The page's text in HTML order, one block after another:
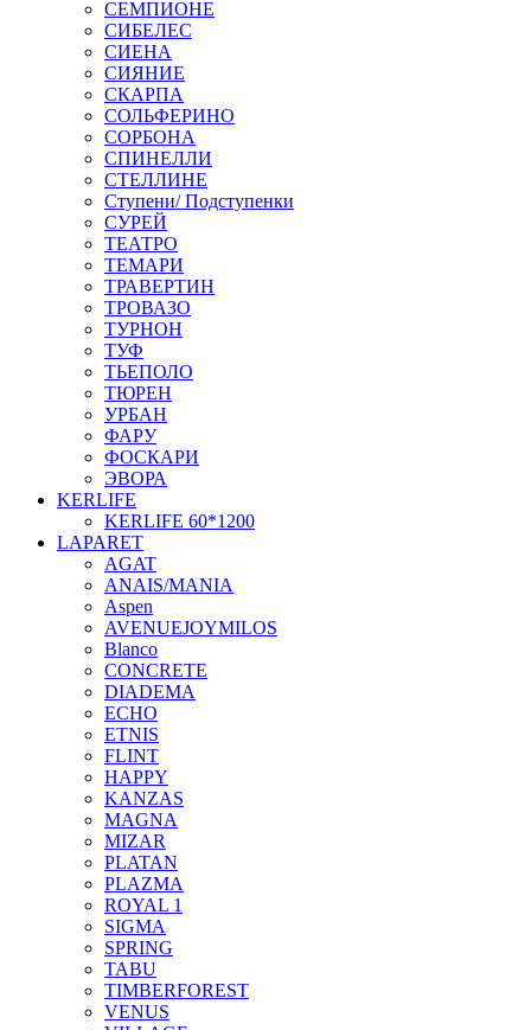
СЕМПИОНЕ
СИБЕЛЕС
СИЕНА
СИЯНИЕ
СКАРПА
СОЛЬФЕРИНО
СОРБОНА
СПИНЕЛЛИ
СТЕЛЛИНЕ
Ступени/ Подступенки
СУРЕЙ
ТЕАТРО
ТЕМАРИ
ТРАВЕРТИН
ТРОВАЗО
ТУРНОН
ТУФ
ТЬЕПОЛО
ТЮРЕН
УРБАН
ФАРУ
ФОСКАРИ
ЭВОРА
KERLIFE
KERLIFE 60*1200
LAPARET
AGAT
ANAIS/MANIA
Aspen
AVENUEJOYMILOS
Blanco
CONCRETE
DIADEMA
ECHO
ETNIS
FLINT
HAPPY
KANZAS
MAGNA
MIZAR
PLATAN
PLAZMA
ROYAL 1
SIGMA
SPRING
TABU
TIMBERFOREST
VENUS